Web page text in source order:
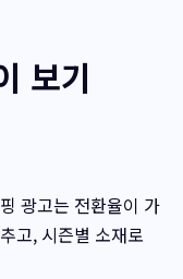
보기
광고는 전환율이 가
고, 시즌별 소재로